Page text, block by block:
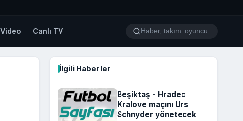
Video Canlı TV
İlgili Haberler
Beşiktaş - Hradec
Kralove maçını Urs
Schnyder yönetecek